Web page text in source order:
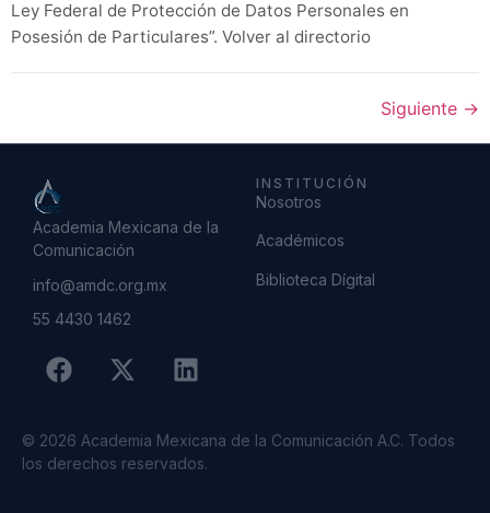
Ley Federal de Protección de Datos Personales en
Posesión de Particulares”. Volver al directorio
Siguiente →
Academia Mexicana de la
Comunicación
info@amdc.org.mx
55 4430 1462
INSTITUCIÓN
Nosotros
Académicos
Biblioteca Dígital
© 2026 Academia Mexicana de la Comunicación A.C. Todos
los derechos reservados.